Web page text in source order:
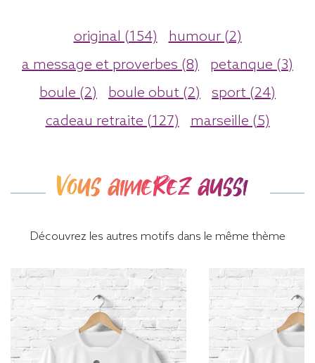
original (154)
humour (2)
a message et proverbes (8)
petanque (3)
boule (2)
boule obut (2)
sport (24)
cadeau retraite (127)
marseille (5)
Vous aimerez aussi
Découvrez les autres motifs dans le même thème